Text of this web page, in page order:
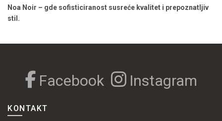
Noa Noir – gde sofisticiranost susreće kvalitet i prepoznatljiv
stil.
Facebook Instagram
KONTAKT